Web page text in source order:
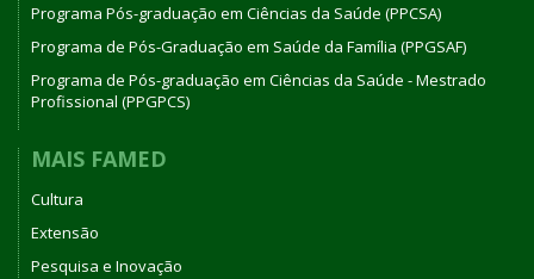
Programa Pós-graduação em Ciências da Saúde (PPCSA)
Programa de Pós-Graduação em Saúde da Família (PPGSAF)
Programa de Pós-graduação em Ciências da Saúde - Mestrado
Profissional (PPGPCS)
MAIS FAMED
Cultura
Extensão
Pesquisa e Inovação